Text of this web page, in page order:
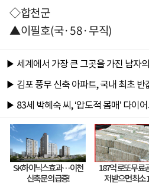
◇합천군
▲이필호(국·58·무직)